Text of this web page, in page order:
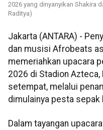
2026 yang dinyanyikan Shakira
Raditya)
Jakarta (ANTARA) -
dan musisi Afrobeats
memeriahkan upacara
2026 di Stadion
setempat, melalui
dimulainya pesta
Dalam tayangan